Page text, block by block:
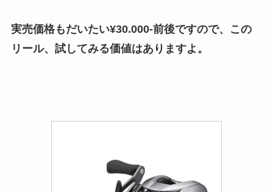
実売価格もだいたい¥30.000-前後ですので、この
リール、試してみる価値はありますよ。